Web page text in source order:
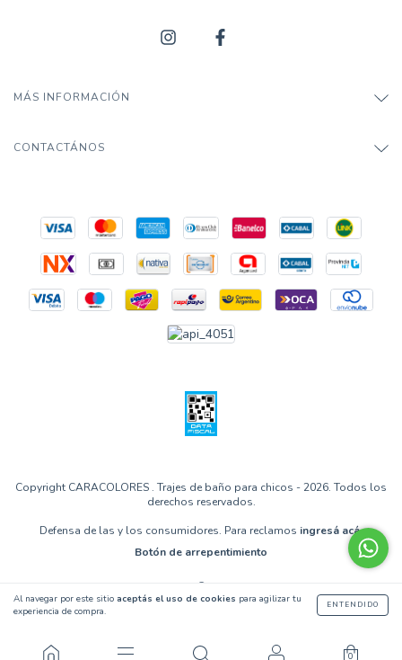
Al navegar por este sitio aceptás el uso de cookies para agilizar tu
experiencia de compra.
ENTENDIDO
0
MÁS INFORMACIÓN
CONTACTÁNOS
Copyright CARACOLORES . Trajes de baño para chicos - 2026. Todos los
derechos reservados.
Defensa de las y los consumidores. Para reclamos ingresá acá.
Botón de arrepentimiento